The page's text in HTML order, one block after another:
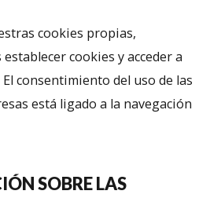
cookies propias,
cookies y acceder a
consentimiento del uso de las
está ligado a la navegación
SOBRE LAS